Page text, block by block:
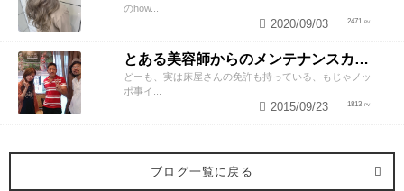
のhow...
2471
2020/09/03
とある美容師からのメンテナンスカットのススメ
どーも、実は床屋さんの免許も持っている、もじゃノッ
ポ事イ...
1813
2015/09/23
ブログ一覧に戻る